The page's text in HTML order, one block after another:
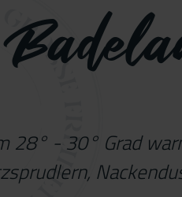
- 30° Grad